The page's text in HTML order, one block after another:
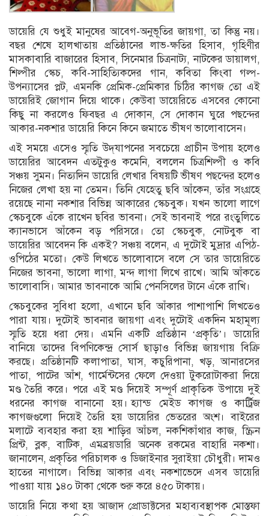
ডায়েরি যে শুধুই মানুষের আবেগ-অনুভূতির জায়গা, তা কিন্তু নয়।
বছর শেষে হালখাতায় প্রতিষ্ঠানের লাভ-ক্ষতির হিসাব, গৃহিণীর
মাসকাবারি বাজারের হিসাব, সিনেমার চিত্রনাট্য, নাটকের ডায়ালগ,
শিল্পীর স্কেচ, কবি-সাহিত্যিকদের গান, কবিতা কিংবা গল্প-
উপন্যাসের প্লট, এমনকি প্রেমিক-প্রেমিকার চিঠির কাগজ তো এই
ডায়েরিই জোগান দিয়ে থাকে। কেউবা ডায়েরিতে এসবের কোনো
কিছু না করলেও ফিবছর এ দোকান, সে দোকান ঘুরে পছন্দের
আকার-নকশার ডায়েরি কিনে কিনে জমাতে ভীষণ ভালোবাসেন।
এই সময়ে এসেও স্মৃতি উদ্‌যাপনের সবচেয়ে প্রাচীন উপায় হলেও
ডায়েরির আবেদন এতটুকুও কমেনি, বললেন চিত্রশিল্পী ও কবি
সঞ্চয় সুমন। নিত্যদিন ডায়েরি লেখার বিষয়টি ভীষণ পছন্দের হলেও
নিজের লেখা হয় না তেমন। তিনি যেহেতু ছবি আঁকেন, তাঁর সংগ্রহে
রয়েছে নানা নকশার বিভিন্ন আকারের স্কেচবুক। যখন ভালো লাগে
স্কেচবুকে এঁকে রাখেন ছবির ভাবনা। সেই ভাবনাই পরে রংতুলিতে
ক্যানভাসে আঁকেন বড় পরিসরে। তো স্কেচবুক, নোটবুক বা
ডায়েরির আবেদন কি একই? সঞ্চয় বলেন, এ দুটোই মুদ্রার এপিঠ-
ওপিঠের মতো। কেউ লিখতে ভালোবাসে বলে সে তার ডায়েরিতে
নিজের ভাবনা, ভালো লাগা, মন্দ লাগা লিখে রাখে। আমি আঁকতে
ভালোবাসি। আমার ভাবনাকে আমি পেনসিলের টানে এঁকে রাখি।
স্কেচবুকের সুবিধা হলো, এখানে ছবি আঁকার পাশাপাশি লিখতেও
পারা যায়। দুটোই ভাবনার জায়গা এবং দুটোই একদিন মহামূল্য
স্মৃতি হয়ে ধরা দেয়। এমনি একটি প্রতিষ্ঠান ‘প্রকৃতি’। ডায়েরি
বানিয়ে তাদের বিপণিকেন্দ্র সোর্স ছাড়াও বিভিন্ন জায়গায় বিক্রি
করছে। প্রতিষ্ঠানটি কলাপাতা, ঘাস, কচুরিপানা, খড়, আনারসের
পাতা, পাটের আঁশ, গার্মেন্টসের ফেলে দেওয়া টুকরোটাকরা দিয়ে
মণ্ড তৈরি করে। পরে এই মণ্ড দিয়েই সম্পূর্ণ প্রাকৃতিক উপায়ে দুই
ধরনের কাগজ বানানো হয়। হ্যান্ড মেইড কাগজ ও কার্ট্রিজ
কাগজগুলো দিয়েই তৈরি হয় ডায়েরির ভেতরের অংশ। বাইরের
মলাটে ব্যবহার করা হয় শাড়ির আঁচল, নকশিকাঁথার কাজ, স্ক্রিন
প্রিন্ট, ব্লক, বাটিক, এমব্রয়ডারি অনেক রকমের বাহারি নকশা।
জানালেন, প্রকৃতির পরিচালক ও ডিজাইনার সুরাইয়া চৌধুরী। দামও
হাতের নাগালে। বিভিন্ন আকার এবং নকশাভেদে এসব ডায়েরি
পাওয়া যায় ১৪০ টাকা থেকে শুরু করে ৪৫০ টাকায়।
ডায়েরি নিয়ে কথা হয় আজাদ প্রোডাক্টসের মহাব্যবস্থাপক মোস্তফা